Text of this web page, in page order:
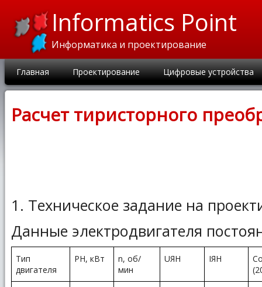
Informatics Point
Информатика и проектирование
Главная Проектирование Цифровые устройства
Расчет тиристорного
1. Техническое задание на
Данные электродвигателя
Тип
двигателя
РН, кВт
n, об/
мин
UЯН IЯН